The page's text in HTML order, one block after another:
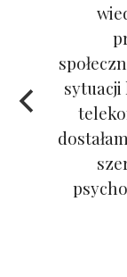
sytuacji